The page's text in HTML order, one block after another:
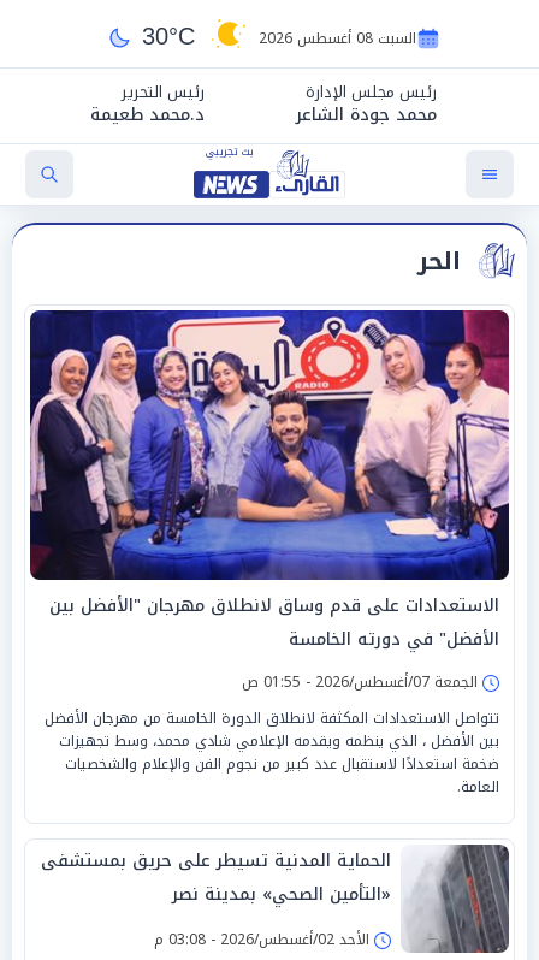
السبت 08 أغسطس 2026 30°C
رئيس مجلس الإدارة
محمد جودة الشاعر
رئيس التحرير
د.محمد طعيمة
الحر
الاستعدادات على قدم وساق لانطلاق مهرجان "الأفضل بين
الأفضل" في دورته الخامسة
الجمعة 07/أغسطس/2026 - 01:55 ص
تتواصل الاستعدادات المكثفة لانطلاق الدورة الخامسة من مهرجان الأفضل
بين الأفضل ، الذي ينظمه ويقدمه الإعلامي شادي محمد، وسط تجهيزات
ضخمة استعدادًا لاستقبال عدد كبير من نجوم الفن والإعلام والشخصيات
العامة.
الحماية المدنية تسيطر على حريق بمستشفى
«التأمين الصحي» بمدينة نصر
الأحد 02/أغسطس/2026 - 03:08 م